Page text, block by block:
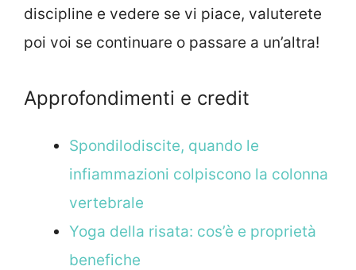
discipline e vedere se vi piace, valuterete
poi voi se continuare o passare a un’altra!
Approfondimenti e credit
Spondilodiscite, quando le
infiammazioni colpiscono la colonna
vertebrale
Yoga della risata: cos’è e proprietà
benefiche